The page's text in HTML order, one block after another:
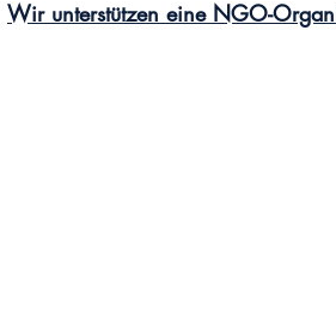
Wir unterstützen eine NGO-